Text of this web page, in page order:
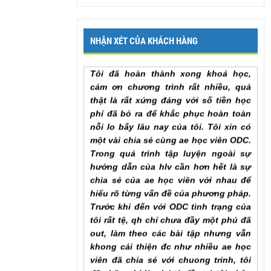
NHẬN XÉT CỦA KHÁCH HÀNG
Mr. Khang, Lâm Đồng
Tôi đã hoàn thành xong khoá học,
cảm ơn chương trình rất nhiều, quả
thật là rất xứng đáng với số tiền học
phí đã bỏ ra để khắc phục hoàn toàn
nỗi lo bấy lâu nay của tôi. Tôi xin có
một vài chia sẻ cùng ae học viên ODC.
Trong quá trình tập luyện ngoài sự
hướng dẫn của hlv cần hơn hết là sự
chia sẻ của ae học viên với nhau để
hiểu rõ từng vấn đề của phương pháp.
Trước khi đến với ODC tình trạng của
tôi rất tệ, qh chỉ chưa đầy một phú đã
out, làm theo các bài tập nhưng vẫn
khong cải thiện đc như nhiều ae học
viên đã chia sẻ với chuong trinh, tôi
đã chăm chỉ làm lại từ đầu và tôi nhận